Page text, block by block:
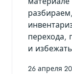
перехода,
и
26 апреля